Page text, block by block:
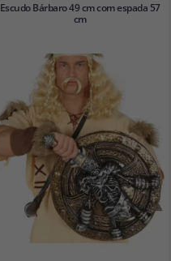
Escudo Bárbaro 49 cm com espada 57
cm